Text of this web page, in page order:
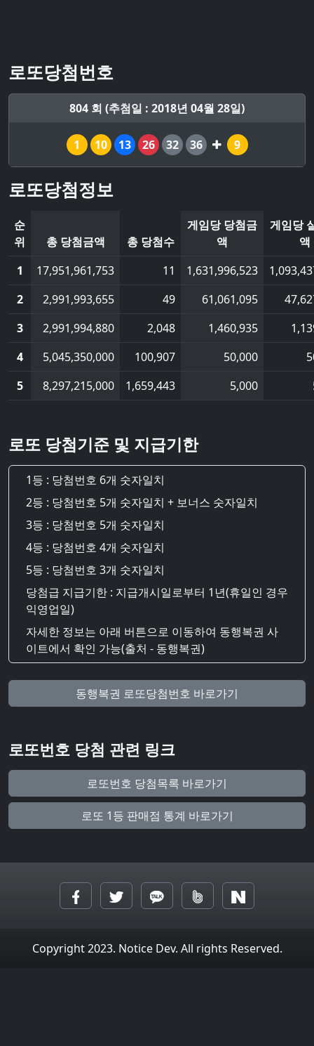
로또당첨번호
804 회 (추첨일 : 2018년 04월 28일)
1 10 13 26 32 36 9
로또당첨정보
순
위
총 당첨금액 총 당첨수
게임당 당첨금
액
게임당
액
1
17,951,961,753 11 1,631,996,523
2
2,991,993,655 49 61,061,095
3
2,991,994,880 2,048 1,460,935
4
5,045,350,000 100,907 50,000
5
8,297,215,000 1,659,443 5,000
로또 당첨기준 및 지급기한
1등 : 당첨번호 6개 숫자일치
2등 : 당첨번호 5개 숫자일치 + 보너스 숫자일치
3등 : 당첨번호 5개 숫자일치
4등 : 당첨번호 4개 숫자일치
5등 : 당첨번호 3개 숫자일치
당첨급 지급기한 : 지급개시일로부터 1년(휴일인 경우
익영업일)
자세한 정보는 아래 버튼으로 이동하여 동행복권 사
이트에서 확인 가능(출처 - 동행복권)
동행복권 로또당첨번호 바로가기
로또번호 당첨 관련 링크
로또번호 당첨목록 바로가기
로또 1등 판매점 통계 바로가기
Copyright 2023. Notice Dev. All rights Reserved.